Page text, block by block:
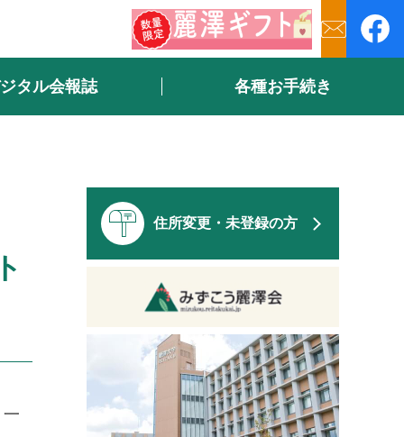
タル会報誌 各種お手続き
住所変更・未登録の方